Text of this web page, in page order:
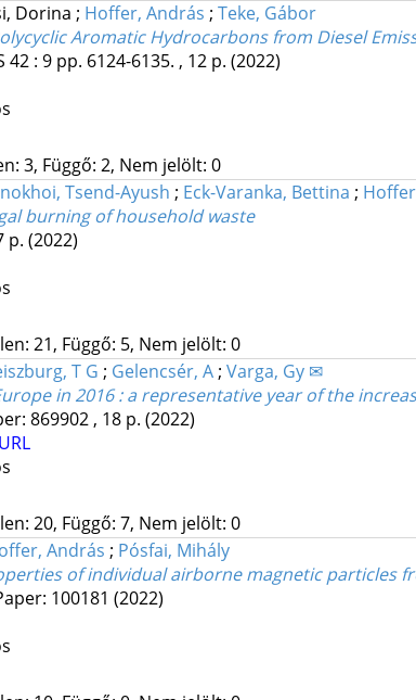
Dorina ; Hoffer, András ; Teke, Gábor
Aromatic Hydrocarbons from Diesel
42: 9 pp. 6124-6135. , 12 p. (2022)
3, Függő: 2, Nem jelölt: 0
Tsend-Ayush ; Eck-Varanka, Bettina ;
burning of household waste
p. (2022)
21, Függő: 5, Nem jelölt: 0
T G ; Gelencsér, A; Varga, Gy ✉
in 2016 : a representative year of the
869902 , 18 p. (2022)
20, Függő: 7, Nem jelölt: 0
András ; Pósfai, Mihály
of individual airborne magnetic particles
100181 (2022)